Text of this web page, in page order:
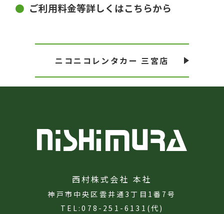
ご利用料金等詳しくはこちらから
ニコニコレンタカー 三宮店
西村株式会社 本社
神戸市中央区雲井通3丁目1番7号
TEL:078-251-6131(代)